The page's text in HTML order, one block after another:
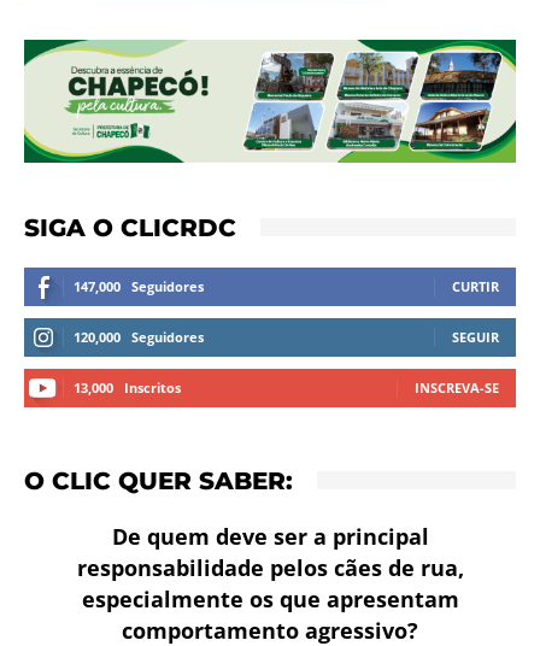
SIGA O CLICRDC
147,000 Seguidores CURTIR
120,000 Seguidores SEGUIR
13,000 Inscritos INSCREVA-SE
O CLIC QUER SABER:
De quem deve ser a principal
responsabilidade pelos cães de rua,
especialmente os que apresentam
comportamento agressivo?